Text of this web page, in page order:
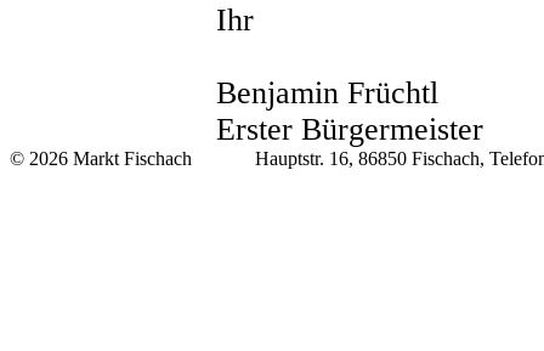
Ihr
Benjamin Früchtl
Erster Bürgermeister
© 2026 Markt Fischach Hauptstr. 16, 86850 Fischach, Telefon